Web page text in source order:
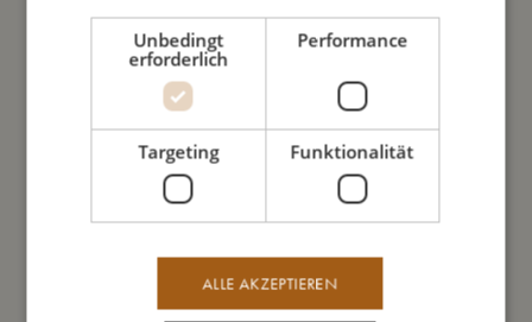
So groß bin ich
Daraus bin ich gemacht
So kannst Du mich pflegen
Unbedingt
erforderlich
Performance
Targeting Funktionalität
ALLE AKZEPTIEREN